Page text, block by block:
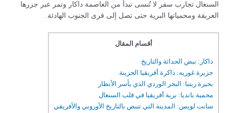
السنغال تجارب سفر لا تُنسى تبدأ من العاصمة داكار وتمر عبر جزرها
العريقة ومحمياتها البرية حتى تصل إلى قرى الجنوب الهادئة.
أقسام المقال
داكار: نبض الحداثة والتاريخ
جزيرة غوريه: ذاكرة أفريقيا الحزينة
بحيرة ريتبا: البحر الوردي الذي يأسر الأنظار
محمية بانديا: برية أفريقيا في قلب السنغال
سانت لويس: المدينة التي تنبض بالتاريخ الأوروبي والأفريقي